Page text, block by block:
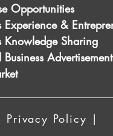
Opportunities
Experience &
Knowledge Sharing
Business
Policy |